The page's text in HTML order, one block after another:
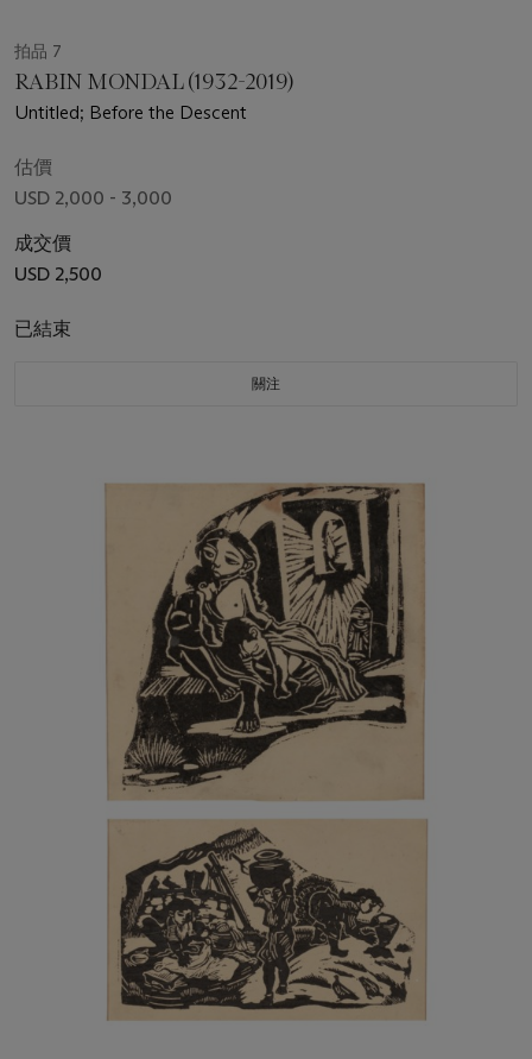
拍品 7
RABIN MONDAL (1932-2019)
Untitled; Before the Descent
估價
USD 2,000 - 3,000
成交價
USD 2,500
已結束
關注